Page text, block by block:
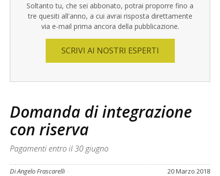
Soltanto tu, che sei abbonato, potrai proporre fino a
tre quesiti all'anno, a cui avrai risposta direttamente
via e-mail prima ancora della pubblicazione.
SCRIVI AI NOSTRI ESPERTI
Domanda di integrazione
con riserva
Pagamenti entro il 30 giugno
Di Angelo Frascarelli - 20 Marzo 2018